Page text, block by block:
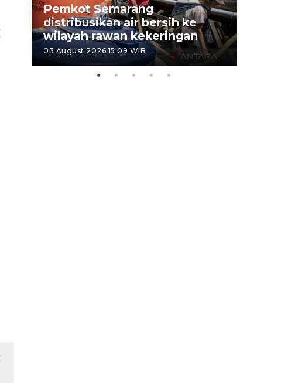
Pemkot Semarang
distribusikan air bersih ke
wilayah rawan kekeringan
03 August 2026 15:09 WIB